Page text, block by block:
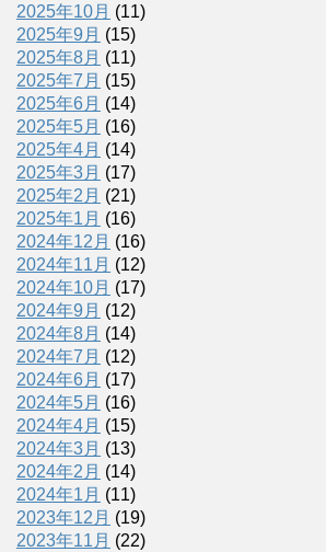
2025年10月 (11)
2025年9月 (15)
2025年8月 (11)
2025年7月 (15)
2025年6月 (14)
2025年5月 (16)
2025年4月 (14)
2025年3月 (17)
2025年2月 (21)
2025年1月 (16)
2024年12月 (16)
2024年11月 (12)
2024年10月 (17)
2024年9月 (12)
2024年8月 (14)
2024年7月 (12)
2024年6月 (17)
2024年5月 (16)
2024年4月 (15)
2024年3月 (13)
2024年2月 (14)
2024年1月 (11)
2023年12月 (19)
2023年11月 (22)